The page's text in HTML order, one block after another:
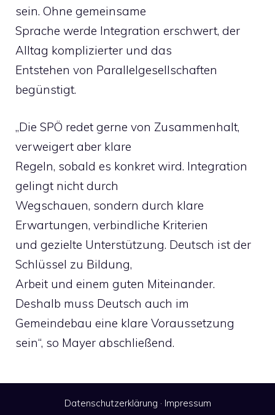
sein. Ohne gemeinsame
Sprache werde Integration erschwert, der
Alltag komplizierter und das
Entstehen von Parallelgesellschaften
begünstigt.
„Die SPÖ redet gerne von Zusammenhalt,
verweigert aber klare
Regeln, sobald es konkret wird. Integration
gelingt nicht durch
Wegschauen, sondern durch klare
Erwartungen, verbindliche Kriterien
und gezielte Unterstützung. Deutsch ist der
Schlüssel zu Bildung,
Arbeit und einem guten Miteinander.
Deshalb muss Deutsch auch im
Gemeindebau eine klare Voraussetzung
sein“, so Mayer abschließend.
Datenschutzerklärung · Impressum